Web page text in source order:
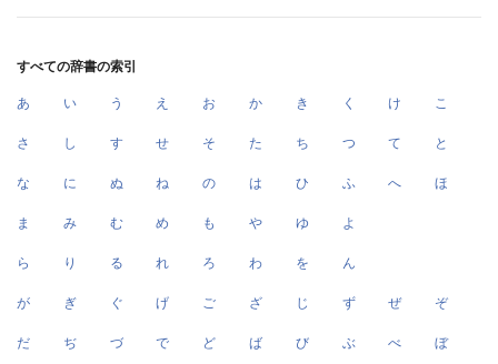
すべての辞書の索引
あ い う え お か き く け こ
さ し す せ そ た ち つ て と
な に ぬ ね の は ひ ふ へ ほ
ま み む め も や ゆ よ
ら り る れ ろ わ を ん
が ぎ ぐ げ ご ざ じ ず ぜ ぞ
だ ぢ づ で ど ば び ぶ べ ぼ